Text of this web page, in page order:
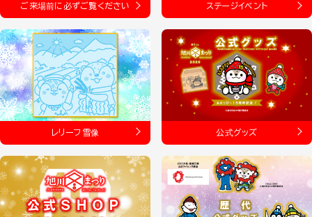
ご来場前に必ずご覧ください ステージイベント
レリーフ雪像 公式グッズ